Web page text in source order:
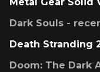
Dark Souls -
Death Stranding
Doom: The Dark